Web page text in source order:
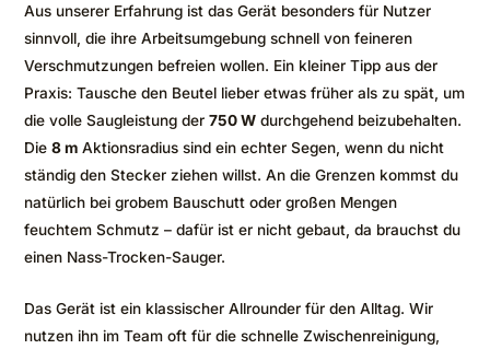
Aus unserer Erfahrung ist das Gerät besonders für Nutzer
sinnvoll, die ihre Arbeitsumgebung schnell von feineren
Verschmutzungen befreien wollen. Ein kleiner Tipp aus der
Praxis: Tausche den Beutel lieber etwas früher als zu spät, um
die volle Saugleistung der 750 W durchgehend beizubehalten.
Die 8 m Aktionsradius sind ein echter Segen, wenn du nicht
ständig den Stecker ziehen willst. An die Grenzen kommst du
natürlich bei grobem Bauschutt oder großen Mengen
feuchtem Schmutz – dafür ist er nicht gebaut, da brauchst du
einen Nass-Trocken-Sauger.
Das Gerät ist ein klassischer Allrounder für den Alltag. Wir
nutzen ihn im Team oft für die schnelle Zwischenreinigung,